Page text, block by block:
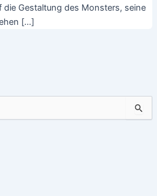
Gestaltung des Monsters, seine
[…]